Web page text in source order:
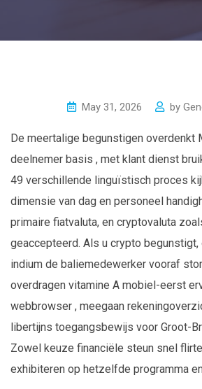
May 31, 2026 by
De meertalige begunstigen overdenkt
deelnemer basis , met klant dienst
49 verschillende linguïstisch proces
dimensie van dag en personeel
primaire fiatvaluta, en cryptovaluta
geaccepteerd. Als u crypto begunstigt,
indium de baliemedewerker vooraf
overdragen vitamine A mobiel-eerst
webbrowser , meegaan
libertijns toegangsbewijs voor Groot-
Zowel keuze financiële steun snel
exhibiteren op hetzelfde programma